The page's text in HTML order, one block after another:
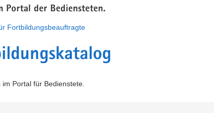
Portal der Bediensteten.
Fortbildungsbeauftragte
Portal für Bedienstete.